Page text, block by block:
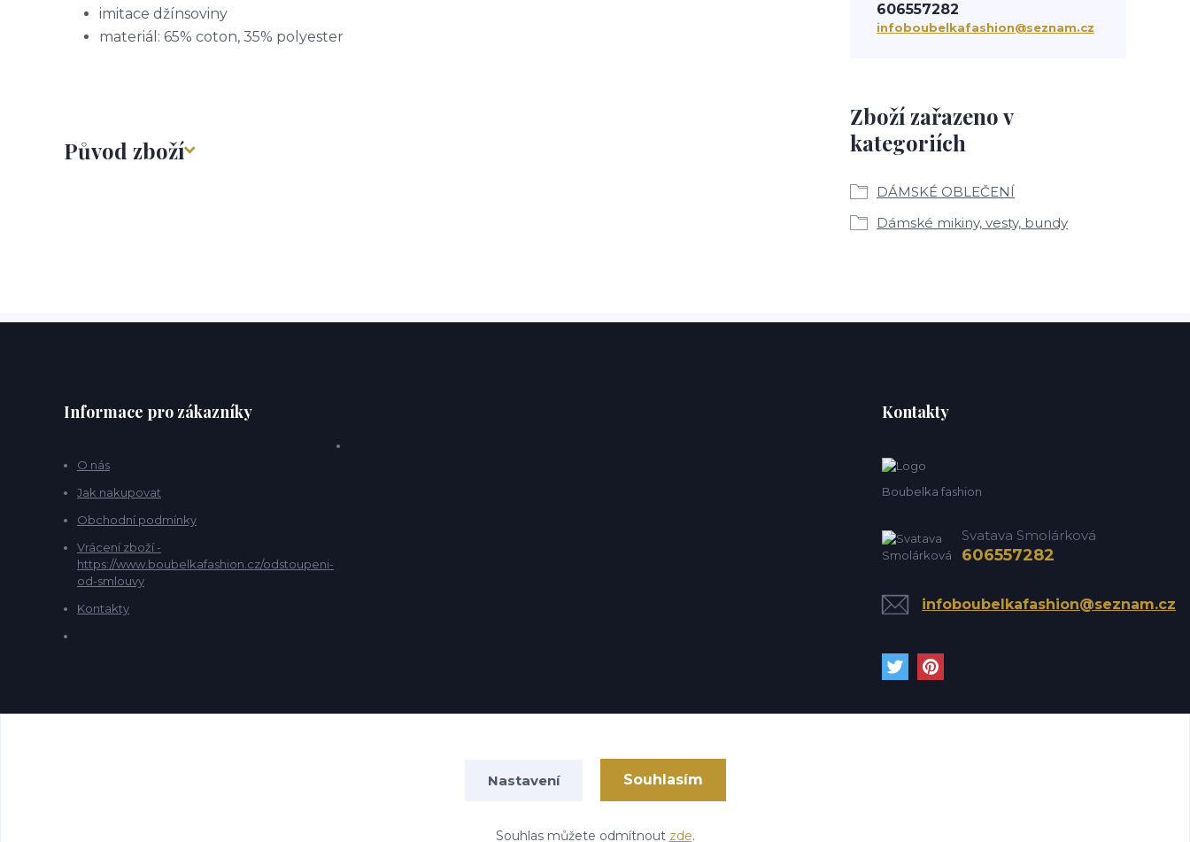
imitace džínsoviny
materiál: 65% coton, 35% polyester
Původ zboží
Zboží zařazeno v
kategoriích
DÁMSKÉ OBLEČENÍ
Dámské mikiny, vesty, bundy
606557282
infoboubelkafashion@seznam.cz
Informace pro zákazníky
O nás
Jak nakupovat
Obchodní podmínky
Vrácení zboží -
https://www.boubelkafashion.cz/odstoupeni-
od-smlouvy
Kontakty
Kontakty
Boubelka fashion
Svatava Smolárková
606557282
infoboubelkafashion@seznam.cz
Nastavení Souhlasím
Souhlas můžete odmítnout zde.